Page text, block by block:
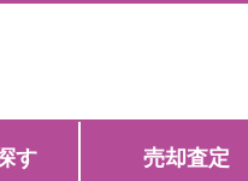
す 売却査定